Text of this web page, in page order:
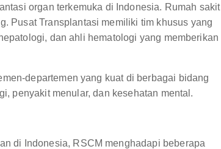
organ terkemuka di Indonesia. Rumah sakit
Pusat Transplantasi memiliki tim khusus yang
dan ahli hematologi yang memberikan
departemen yang kuat di berbagai bidang
penyakit menular, dan kesehatan mental.
di Indonesia, RSCM menghadapi beberapa